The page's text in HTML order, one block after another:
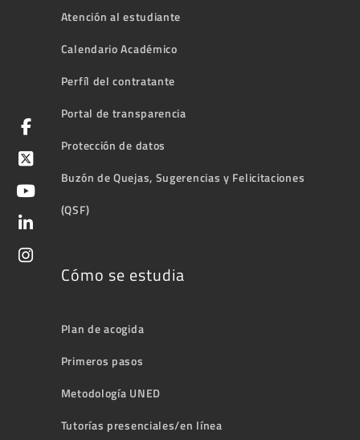
Atención al estudiante
Calendario Académico
Perfíl del contratante
Portal de transparencia
Protección de datos
Buzón de Quejas, Sugerencias y Felicitaciones
(QSF)
Cómo se estudia
Plan de acogida
Primeros pasos
Metodología UNED
Tutorías presenciales/en línea